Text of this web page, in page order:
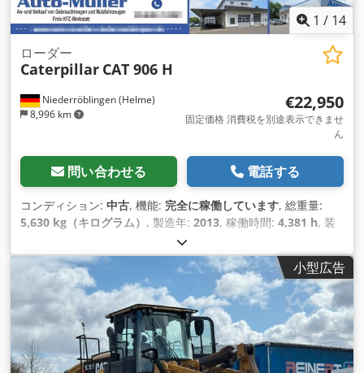
1 / 14
Niederröblingen (Helme)
8,996 km
ローダー
Caterpillar CAT 906 H
€22,950
固定価格 消費税を別途表示できませ
ん
問い合わせる 電話する
コンディション: 中古, 機能: 完全に稼働しています, 総重量:
5,630 kg（キログラム） , 製造年: 2013, 稼働時間: 4,381 h, 装
パレットフォーク, 全輪駆動,
小型広告